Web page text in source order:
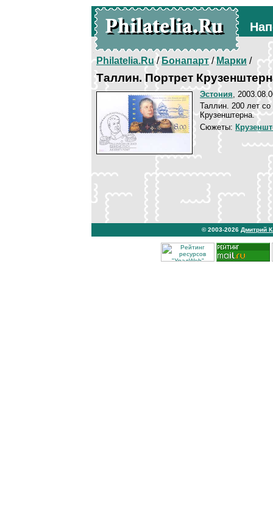
Philatelia.Ru/Бонапарт/Марки /
Таллин. Портрет
Эстония,
Таллин. 200 лет
Крузенштерна.
Сюжеты:
© 2003-2026 Дмитрий